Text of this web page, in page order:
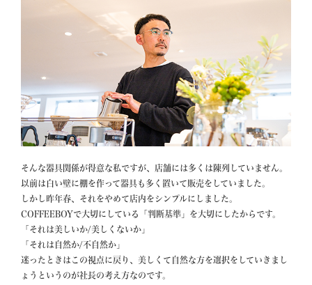
そんな器具関係が得意な私ですが、店舗には多くは陳列していません。
以前は白い壁に棚を作って器具も多く置いて販売をしていました。
しかし昨年春、それをやめて店内をシンプルにしました。
COFFEEBOYで大切にしている「判断基準」を大切にしたからです。
「それは美しいか/美しくないか」
「それは自然か/不自然か」
迷ったときはこの視点に戻り、美しくて自然な方を選択をしていきまし
ょうというのが社長の考え方なのです。